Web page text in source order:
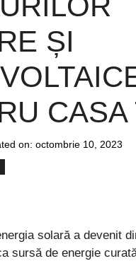
ȘI
CASA
on: octombrie 10, 2023
solară a devenit
sursă de energie